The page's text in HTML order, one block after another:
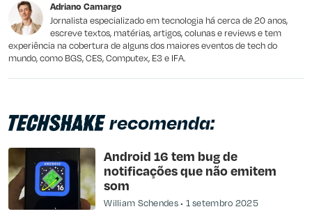
Outro
Adriano Camargo
Jornalista especializado em tecnologia há cerca de 20 anos,
escreve textos, matérias, artigos, colunas e reviews e tem
experiência na cobertura de alguns dos maiores eventos de tech do
mundo, como BGS, CES, Computex, E3 e IFA.
recomenda:
Android 16 tem bug de
notificações que não emitem
som
William Schendes 1 setembro 2025